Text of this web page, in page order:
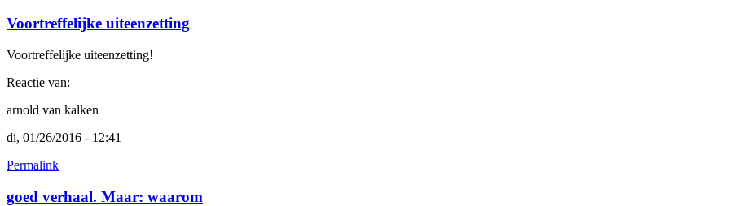
Voortreffelijke uiteenzetting
Voortreffelijke uiteenzetting!
Reactie van:
arnold van kalken
di, 01/26/2016 - 12:41
Permalink
goed verhaal. Maar: waarom